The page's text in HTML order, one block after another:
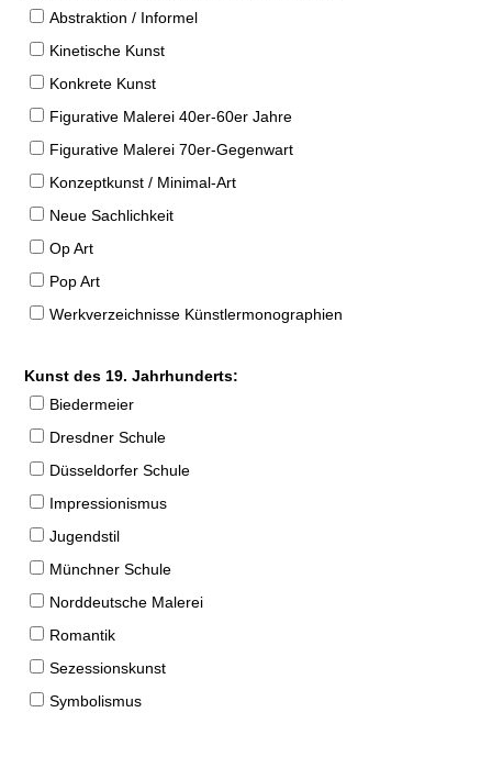
Abstraktion / Informel
Kinetische Kunst
Konkrete Kunst
Figurative Malerei 40er-60er Jahre
Figurative Malerei 70er-Gegenwart
Konzeptkunst / Minimal-Art
Neue Sachlichkeit
Op Art
Pop Art
Werkverzeichnisse Künstlermonographien
Kunst des 19. Jahrhunderts:
Biedermeier
Dresdner Schule
Düsseldorfer Schule
Impressionismus
Jugendstil
Münchner Schule
Norddeutsche Malerei
Romantik
Sezessionskunst
Symbolismus